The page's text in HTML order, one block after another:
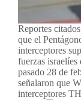
Reportes
que el
interceptores
fuerzas
pasado 28 de
señalaron que
interceptores